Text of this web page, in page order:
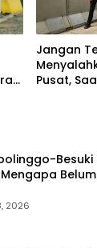
Jangan
Pusat,
Besuki
Mengapa
2026